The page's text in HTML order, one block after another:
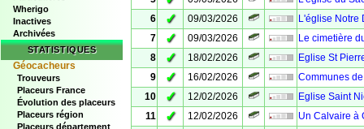
Wherigo
Inactives
Archivées
STATISTIQUES
Géocacheurs
Trouveurs
Placeurs France
Évolution des placeurs
Placeurs région
Placeurs département
6
✓ 09/03/2026
L'église Notre
7
✓ 09/03/2026
Le cimetière
8
✓ 18/02/2026
Eglise St
9
✓ 16/02/2026
Communes
10
✓ 12/02/2026
Eglise Saint
11
✓ 12/02/2026
Un Calvaire à